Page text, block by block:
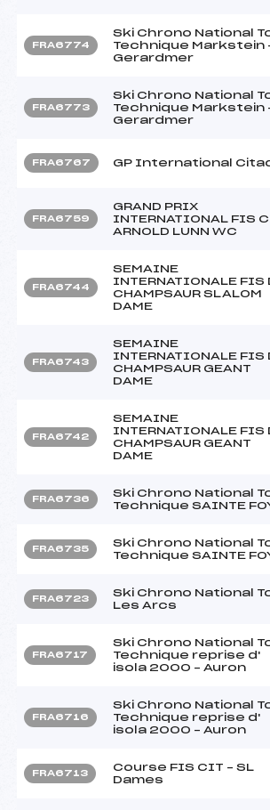
FRA6774
Ski Chrono National
Technique Markstein
Gerardmer
FRA6773
Ski Chrono National
Technique Markstein
Gerardmer
FRA6767 GP International
FRA6759
GRAND PRIX
INTERNATIONAL FIS
ARNOLD LUNN WC
FRA6744
SEMAINE
INTERNATIONALE FIS
CHAMPSAUR SLALOM
DAME
FRA6743
SEMAINE
INTERNATIONALE FIS
CHAMPSAUR GEANT
DAME
FRA6742
SEMAINE
INTERNATIONALE FIS
CHAMPSAUR GEANT
DAME
FRA6736
Ski Chrono National
Technique SAINTE
FRA6735
Ski Chrono National
Technique SAINTE
FRA6723
Ski Chrono National
Les Arcs
FRA6717
Ski Chrono National
Technique reprise d'
isola 2000 – Auron
FRA6716
Ski Chrono National
Technique reprise d'
isola 2000 – Auron
FRA6713
Course FIS CIT – SL
Dames